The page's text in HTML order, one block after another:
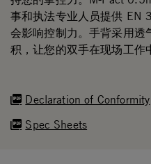
Declaration of Conformity
Spec Sheets
事和执法专业人员提供 EN
会影响控制力。手背采用透
积，让您的双手在现场工作